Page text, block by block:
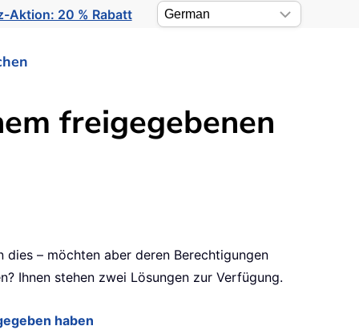
Aktion: 20 % Rabatt
freigegebenen
– möchten aber deren Berechtigungen
Ihnen stehen zwei Lösungen zur Verfügung.
haben